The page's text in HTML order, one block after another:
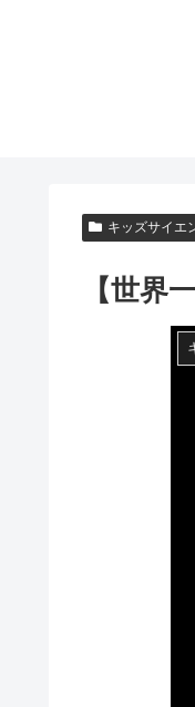
キッズサイエ
【世界